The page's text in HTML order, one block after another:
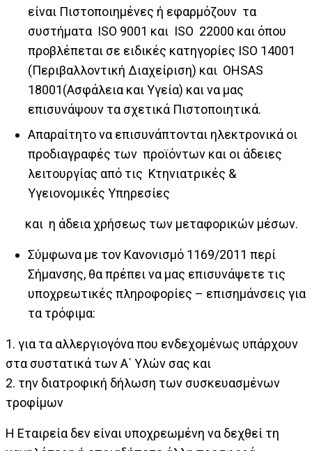
είναι Πιστοποιημένες ή εφαρμόζουν τα
συστήματα ISO 9001 και ISO 22000 και όπου
προβλέπεται σε ειδικές κατηγορίες ISO 14001
(Περιβαλλοντική Διαχείριση) και OHSAS
18001(Ασφάλεια και Υγεία) και να μας
επισυνάψουν τα σχετικά Πιστοποιητικά.
Απαραίτητο να επισυνάπτονται ηλεκτρονικά οι
προδιαγραφές των προϊόντων και οι άδειες
λειτουργίας από τις Κτηνιατρικές &
Υγειονομικές Υπηρεσίες
και η άδεια χρήσεως των μεταφορικών μέσων.
Σύμφωνα με τον Κανονισμό 1169/2011 περί
Σήμανσης, θα πρέπει να μας επισυνάψετε τις
υποχρεωτικές πληροφορίες – επισημάνσεις για
τα τρόφιμα:
1. για τα αλλεργιογόνα που ενδεχομένως υπάρχουν
στα συστατικά των Α΄ Υλών σας και
2. την διατροφική δήλωση των συσκευασμένων
τροφίμων
Η Εταιρεία δεν είναι υποχρεωμένη να δεχθεί τη